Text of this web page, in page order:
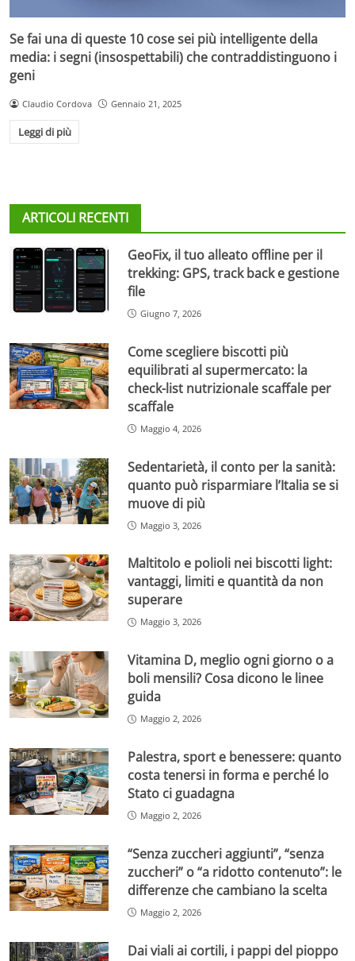
Se fai una di queste 10 cose sei più intelligente della
media: i segni (insospettabili) che contraddistinguono i
geni
Claudio Cordova Gennaio 21, 2025
Leggi di più
ARTICOLI RECENTI
GeoFix, il tuo alleato offline per il
trekking: GPS, track back e gestione
file
Giugno 7, 2026
Come scegliere biscotti più
equilibrati al supermercato: la
check-list nutrizionale scaffale per
scaffale
Maggio 4, 2026
Sedentarietà, il conto per la sanità:
quanto può risparmiare l’Italia se si
muove di più
Maggio 3, 2026
Maltitolo e polioli nei biscotti light:
vantaggi, limiti e quantità da non
superare
Maggio 3, 2026
Vitamina D, meglio ogni giorno o a
boli mensili? Cosa dicono le linee
guida
Maggio 2, 2026
Palestra, sport e benessere: quanto
costa tenersi in forma e perché lo
Stato ci guadagna
Maggio 2, 2026
“Senza zuccheri aggiunti”, “senza
zuccheri” o “a ridotto contenuto”: le
differenze che cambiano la scelta
Maggio 2, 2026
Dai viali ai cortili, i pappi del pioppo